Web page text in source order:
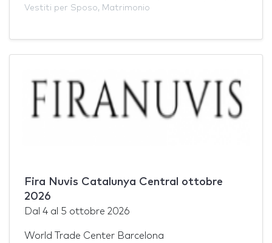
Vestiti per Sposo, Matrimonio
Fira Nuvis Catalunya Central ottobre
2026
Dal 4 al 5 ottobre 2026
World Trade Center Barcelona